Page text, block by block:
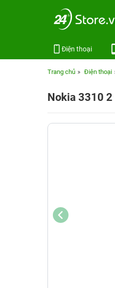
Điện thoại
Trang chủ Điện thoại
Nokia 3310